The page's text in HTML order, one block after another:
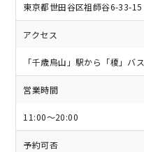
東京都世田谷区祖師谷6-33-15
アクセス
「千歳烏山」駅から「榎」バス
営業時間
11:00～20:00
予約可否